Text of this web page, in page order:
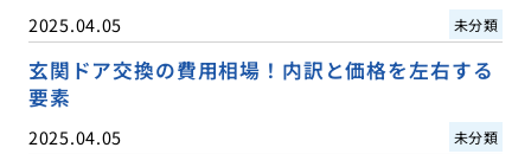
2025.04.05 未分類
玄関ドア交換の費用相場！内訳と価格を左右する
要素
2025.04.05 未分類